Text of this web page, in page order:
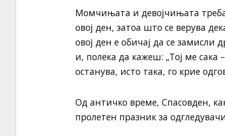
Момчињата и девојчињата
овој ден, затоа што се верува
овој ден е обичај да се
и, полека да кажеш: „Тој ме сака
останува, исто така, го крие
Од античко време, Спасовден,
пролетен празник за